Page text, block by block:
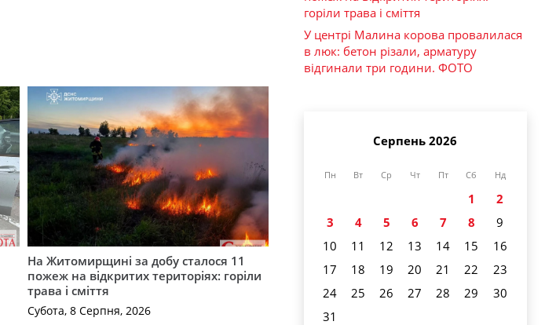
На Житомирщині за добу сталося 11
пожеж на відкритих територіях: горіли
трава і сміття
Субота, 8 Серпня, 2026
горіли трава і сміття
У центрі Малина корова провалилася
в люк: бетон різали, арматуру
відгинали три години. ФОТО
Серпень 2026
Пн Вт Ср Чт Пт Сб Нд
1
2
3
4 5 6 7 8
9
10
11 12 13 14 15
16
17
18 19 20 21 22
23
24
25 26 27 28 29
30
31